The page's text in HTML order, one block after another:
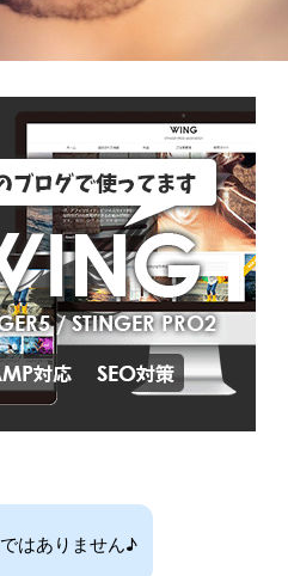
はありません♪